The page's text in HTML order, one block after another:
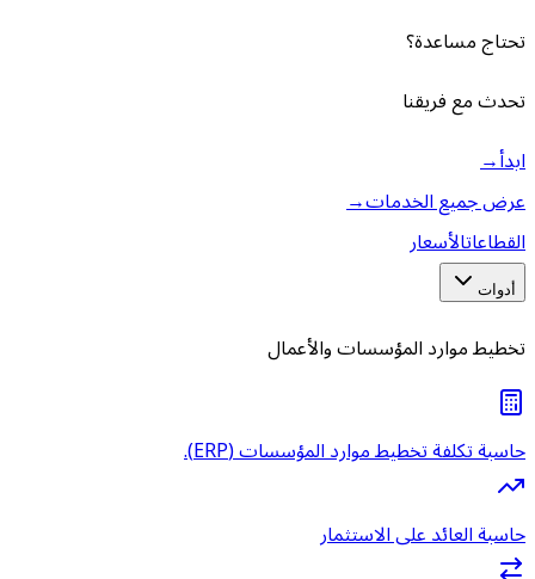
تحتاج مساعدة؟
تحدث مع فريقنا
ابدأ→
عرض جميع الخدمات→
القطاعاتالأسعار
أدوات
تخطيط موارد المؤسسات والأعمال
حاسبة تكلفة تخطيط موارد المؤسسات (ERP).
حاسبة العائد على الاستثمار